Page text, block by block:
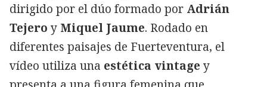
dirigido por el dúo formado por Adrián
Tejero y Miquel Jaume. Rodado en
diferentes paisajes de Fuerteventura, el
vídeo utiliza una estética vintage y